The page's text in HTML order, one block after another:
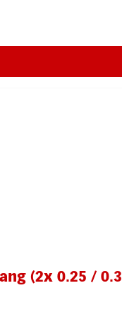
Umbau oder die
durch Multipick
(2x 0.25 /